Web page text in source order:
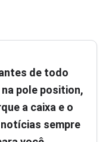
de todo
pole position,
a caixa e o
sempre